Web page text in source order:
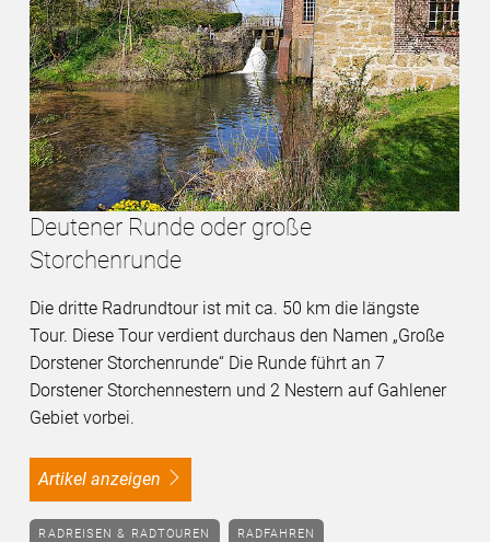
Deutener Runde oder große
Storchenrunde
Die dritte Radrundtour ist mit ca. 50 km die längste
Tour. Diese Tour verdient durchaus den Namen „Große
Dorstener Storchenrunde“ Die Runde führt an 7
Dorstener Storchennestern und 2 Nestern auf Gahlener
Gebiet vorbei.
Artikel anzeigen
RADREISEN & RADTOUREN RADFAHREN